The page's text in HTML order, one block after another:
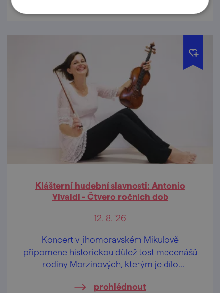
Klášterní hudební slavnosti: Antonio
Vivaldi - Čtvero ročních dob
12. 8. '26
Koncert v jihomoravském Mikulově
připomene historickou důležitost mecenášů
rodiny Morzinových, kterým je dílo
prohlédnout